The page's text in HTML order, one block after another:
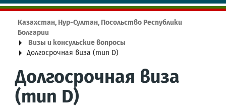
Казахстан, Нур-Султан, Посольство Республики
Болгарии
Визы и консульские вопросы
Долгосрочная виза (тип D)
Долгосрочная виза
(тип D)